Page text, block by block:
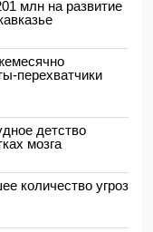
млн на развитие
перехватчики
детство
мозга
количество угроз